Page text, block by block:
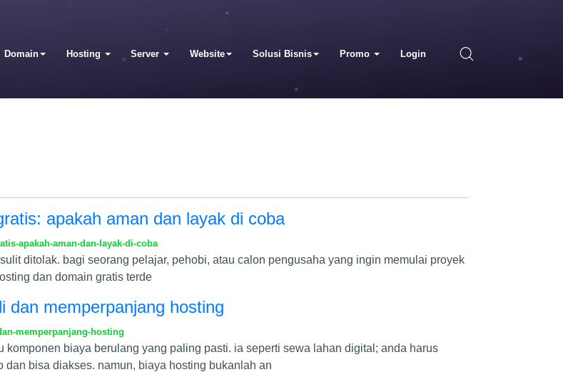
Domain Hosting Server Website Solusi Bisnis Promo Login
apakah aman dan layak di coba
apakah-aman-dan-layak-di-coba
ditolak. bagi seorang pelajar, pehobi, atau calon pengusaha yang ingin memulai proyek
dan domain gratis terde
dan memperpanjang hosting
memperpanjang-hosting
biaya berulang yang paling pasti. ia seperti sewa lahan digital; anda harus
bisa diakses. namun, biaya hosting bukanlah an